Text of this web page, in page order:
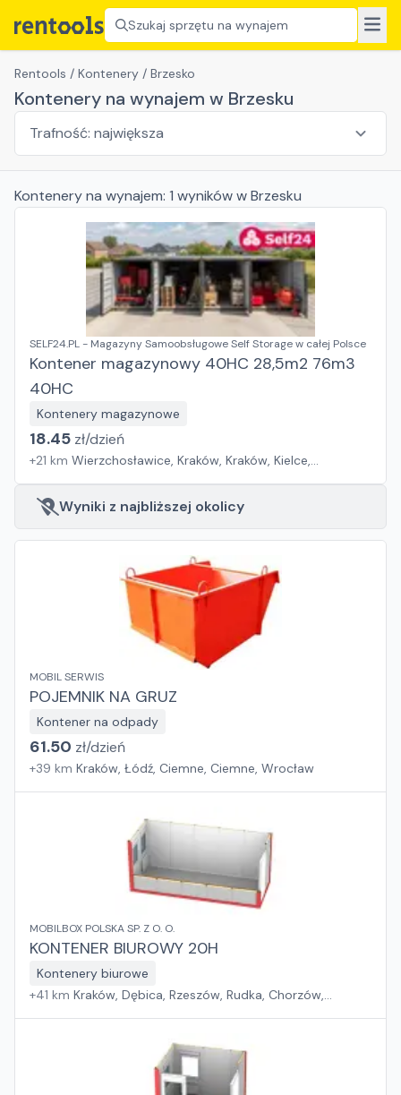
Szukaj sprzętu na wynajem
Rentools / Kontenery / Brzesko
Kontenery na wynajem w Brzesku
Konteneryna wynajem: 1 wynikóww Brzesku
SELF24.PL - Magazyny Samoobsługowe Self Storage w całej Polsce
Kontener magazynowy 40HC 28,5m2 76m3
40HC
Kontenery magazynowe
18.45 zł/dzień
+21 km Wierzchosławice, Kraków, Kraków, Kielce,
Uniszowice, Lublin, Babichy, Lublin, Elizówka, Zgierz,
Rokitno, Zębice, Tyniec Mały, Turośń Kościelna, Białystok,
Cedry Małe, Gdańsk
Wyniki z najbliższej okolicy
MOBIL SERWIS
POJEMNIK NA GRUZ
Kontener na odpady
61.50 zł/dzień
+39 km Kraków, Łódź, Ciemne, Ciemne, Wrocław
MOBILBOX POLSKA SP. Z O. O.
KONTENER BIUROWY 20H
Kontenery biurowe
+41 km Kraków, Dębica, Rzeszów, Rudka, Chorzów,